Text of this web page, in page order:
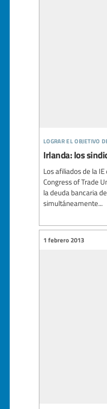
lograr el objetivo
Irlanda: los
Los afiliados de la
Congress of Trade
la deuda bancaria
simultáneamente...
1 febrero 2013